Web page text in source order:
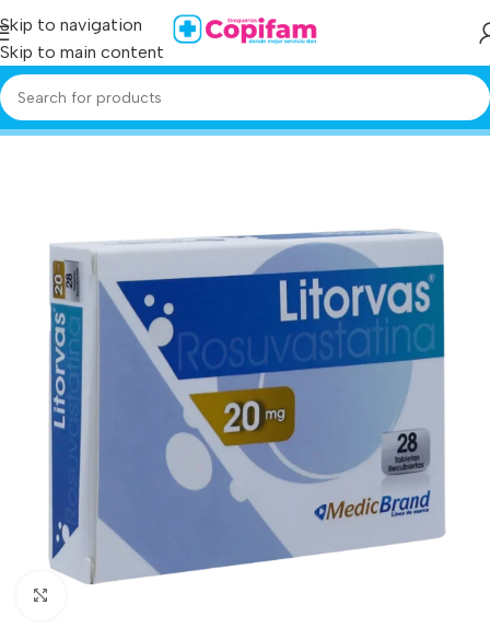
Skip to navigation
Skip to main content
Producto